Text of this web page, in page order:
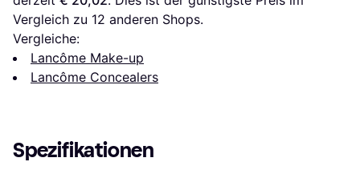
Vergleich zu 12 anderen Shops.
Vergleiche:
Lancôme Make-up
Lancôme Concealers
Spezifikationen